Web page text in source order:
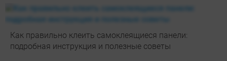
Как правильно клеить самоклеящиеся панели:
подробная инструкция и полезные советы